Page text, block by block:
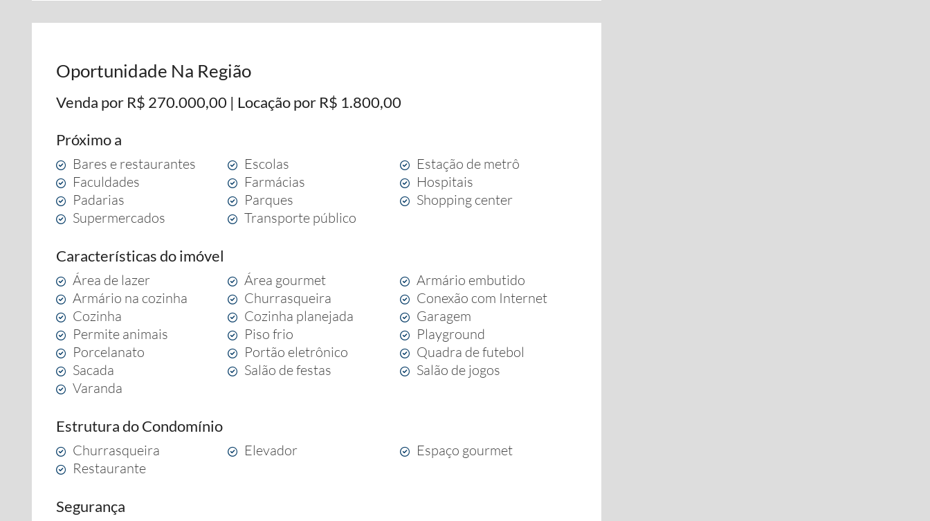
Oportunidade Na Região
Venda por R$ 270.000,00 | Locação por R$ 1.800,00
Próximo a
Bares e restaurantes Escolas
Estação de metrô
Faculdades
Farmácias
Hospitais
Padarias
Parques
Shopping center
Supermercados
Transporte público
Características do imóvel
Área de lazer Área gourmet
Armário embutido
Armário na cozinha
Churrasqueira
Conexão com Internet
Cozinha
Cozinha planejada
Garagem
Permite animais
Piso frio
Playground
Porcelanato
Portão eletrônico
Quadra de futebol
Sacada
Salão de festas
Salão de jogos
Varanda
Estrutura do Condomínio
Churrasqueira Elevador
Espaço gourmet
Restaurante
Segurança